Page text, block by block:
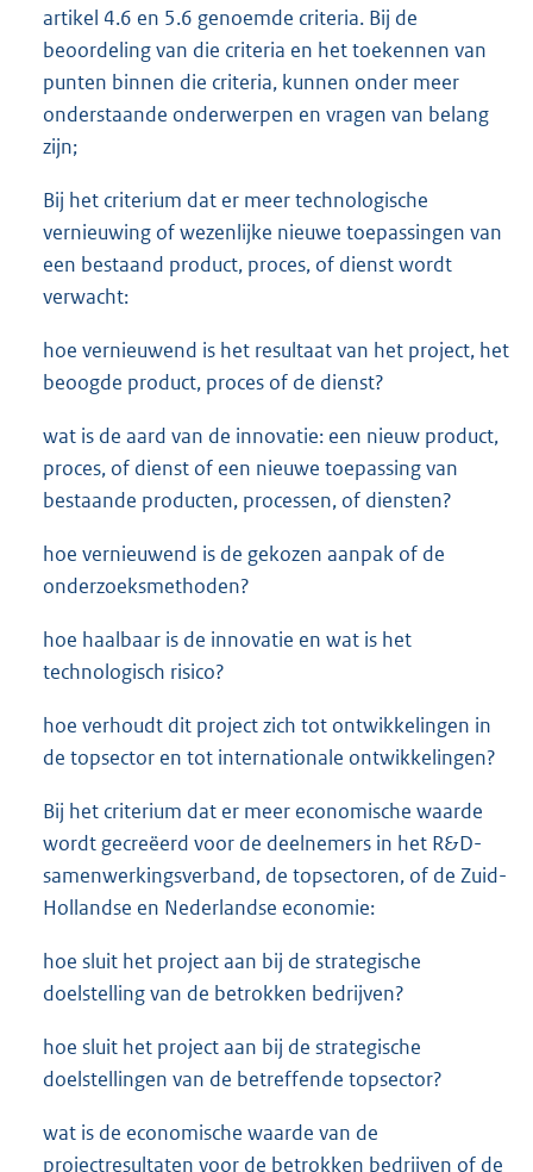
artikel 4.6 en 5.6 genoemde criteria. Bij de
beoordeling van die criteria en het toekennen van
punten binnen die criteria, kunnen onder meer
onderstaande onderwerpen en vragen van belang
zijn;
Bij het criterium dat er meer technologische
vernieuwing of wezenlijke nieuwe toepassingen van
een bestaand product, proces, of dienst wordt
verwacht:
hoe vernieuwend is het resultaat van het project, het
beoogde product, proces of de dienst?
wat is de aard van de innovatie: een nieuw product,
proces, of dienst of een nieuwe toepassing van
bestaande producten, processen, of diensten?
hoe vernieuwend is de gekozen aanpak of de
onderzoeksmethoden?
hoe haalbaar is de innovatie en wat is het
technologisch risico?
hoe verhoudt dit project zich tot ontwikkelingen in
de topsector en tot internationale ontwikkelingen?
Bij het criterium dat er meer economische waarde
wordt gecreëerd voor de deelnemers in het R&D-
samenwerkingsverband, de topsectoren, of de Zuid-
Hollandse en Nederlandse economie:
hoe sluit het project aan bij de strategische
doelstelling van de betrokken bedrijven?
hoe sluit het project aan bij de strategische
doelstellingen van de betreffende topsector?
wat is de economische waarde van de
projectresultaten voor de betrokken bedrijven of de